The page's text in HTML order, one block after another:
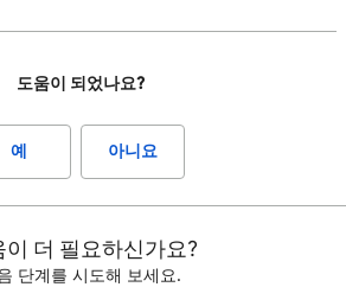
도움이 되었나요?
예 아니요
이 더 필요하신가요?
단계를 시도해 보세요.